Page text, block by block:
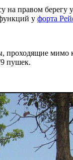
правом
у форта
проходящие
пушек.